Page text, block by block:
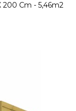
200 Cm - 5,46m2